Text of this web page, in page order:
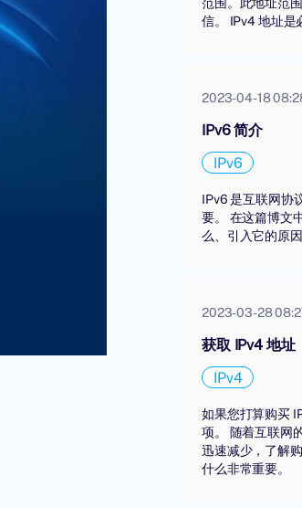
信。 IPv4 地址是
2023-04-18
IPv6 简介
IPv6
IPv6 是互联网协
要。 在这篇博文
么、引入它的原
2023-03-28
获取 IPv4 地址
IPv4
如果您打算购买
项。 随着互联网
迅速减少，了解
什么非常重要。